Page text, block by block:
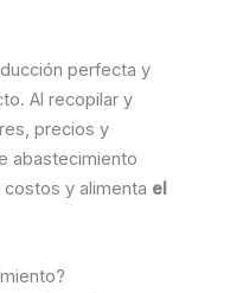
perfecta y
Al recopilar y
precios y
abastecimiento
y alimenta el